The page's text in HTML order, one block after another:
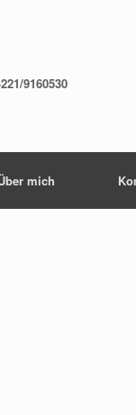
9160530
mich